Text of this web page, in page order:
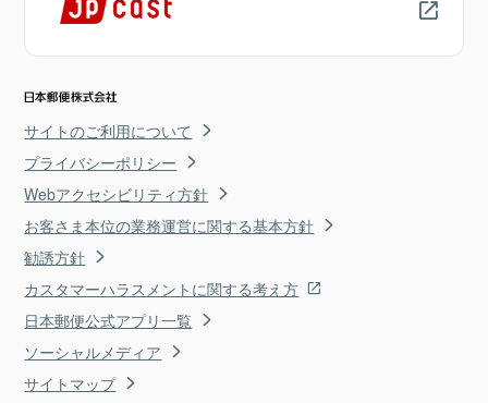
サイトのご利用について
プライバシーポリシー
Webアクセシビリティ方針
お客さま本位の業務運営に関する基本方針
勧誘方針
カスタマーハラスメントに関する考え方
日本郵便公式アプリ一覧
ソーシャルメディア
サイトマップ